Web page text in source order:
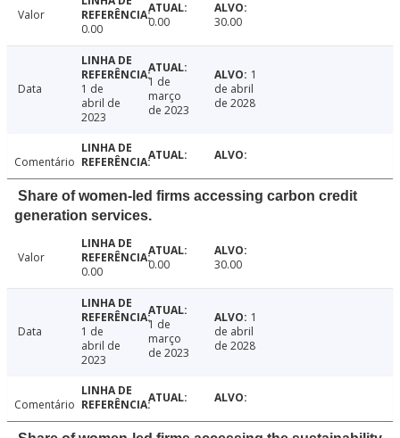
Valor
0.00
0.00 30.00
Data
1 de
abril de
2023
1 de
março
de 2023
1
de abril
de 2028
Comentário
Share of women-led firms accessing carbon credit
generation services.
Valor
0.00
0.00 30.00
Data
1 de
abril de
2023
1 de
março
de 2023
1
de abril
de 2028
Comentário